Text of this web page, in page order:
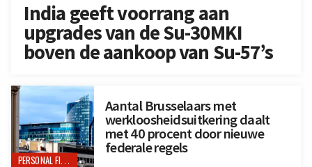
India geeft voorrang aan
upgrades van de Su-30MKI
boven de aankoop van Su-57’s
PERSONAL FINANCE
Aantal Brusselaars met
werkloosheidsuitkering daalt
met 40 procent door nieuwe
federale regels